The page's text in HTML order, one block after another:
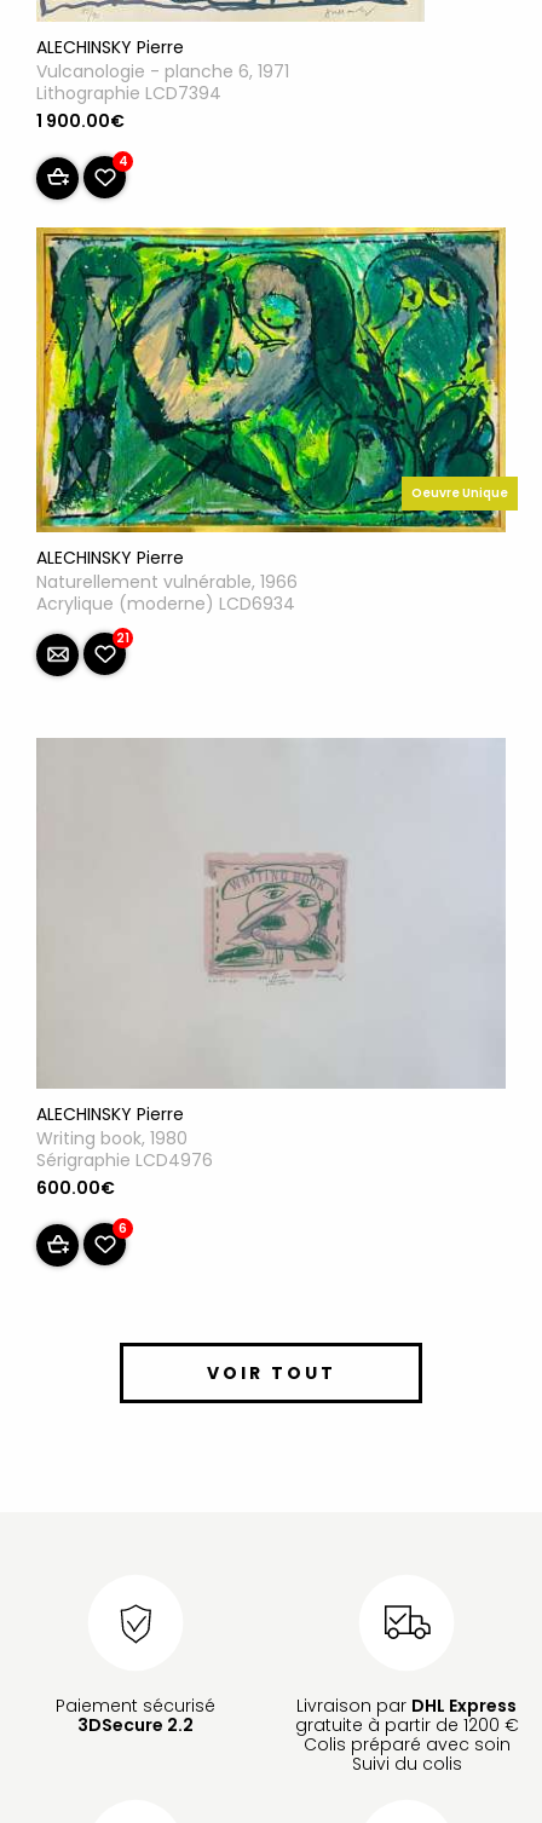
ALECHINSKY Pierre
Vulcanologie - planche 6, 1971
Lithographie LCD7394
1 900.00€
4
Oeuvre Unique
ALECHINSKY Pierre
Naturellement vulnérable, 1966
Acrylique (moderne) LCD6934
21
ALECHINSKY Pierre
Writing book, 1980
Sérigraphie LCD4976
600.00€
6
VOIR TOUT
Paiement sécurisé
3DSecure 2.2
Livraison par DHL Express
gratuite à partir de 1200 €
Colis préparé avec soin
Suivi du colis